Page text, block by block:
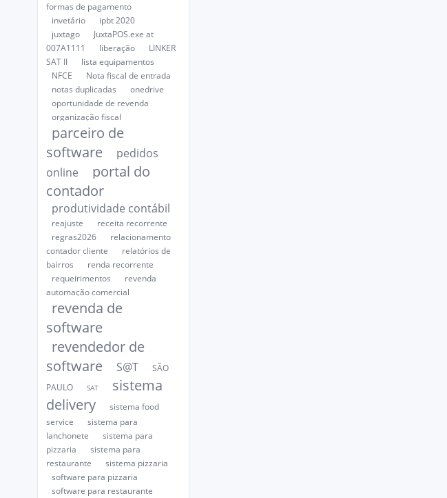
formas de pagamento
invetário
ipbt 2020
juxtago
JuxtaPOS.exe at
007A1111
liberação
LINKER
SAT II
lista equipamentos
NFCE
Nota fiscal de entrada
notas duplicadas
onedrive
oportunidade de revenda
organização fiscal
parceiro de
software
pedidos
online
portal do
contador
produtividade contábil
reajuste
receita recorrente
regras2026
relacionamento
contador cliente
relatórios de
bairros
renda recorrente
requeirimentos
revenda
automação comercial
revenda de
software
revendedor de
software
S@T
SÃO
PAULO
SAT
sistema
delivery
sistema food
service
sistema para
lanchonete
sistema para
pizzaria
sistema para
restaurante
sistema pizzaria
software para pizzaria
software para restaurante